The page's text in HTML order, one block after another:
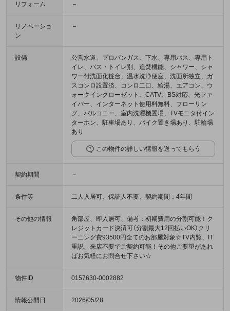
リフォーム －
リノベーショ
ン
－
設備
公営水道、プロパンガス、下水、専用バス、専用ト
イレ、バス・トイレ別、追焚機能、シャワー、シャ
ワー付洗面化粧台、温水洗浄便座、洗面所独立、ガ
スコンロ設置済、コンロ二口、給湯、エアコン、ウ
ォークインクローゼット、CATV、BS対応、光ファ
イバー、インターネット使用料無料、フローリン
グ、バルコニー、室内洗濯機置場、TVモニタ付イン
ターホン、駐車場あり、バイク置き場あり、駐輪場
あり
この物件の詳しい情報を送ってもらう
契約期間 －
条件等 二人入居可、保証人不要、契約期間：4年間
その他の情報
角部屋、即入居可、備考：初期費用の分割可能！ク
レジットカード決済可（分割最大12回払いOK）クリ
ーニング費93500円全てのお部屋対象☆TV内覧、IT
重説、来店不要でご契約可能！その他ご要望があれ
ばお気軽にお問合せ下さい☆
物件ID 0157630-0002882
情報公開日 2026/05/28